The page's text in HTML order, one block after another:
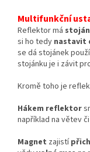
Multifunkční
Reflektor má
si ho tedy nastavit
se dá stojánek
stojánku je i závit
Kromě toho je
Hákem reflektor
například na větev
Magnet zajistí